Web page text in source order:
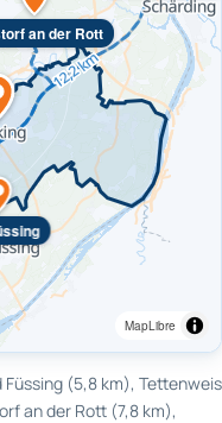
an der Rott
MapLibre
(5,8 km), Tettenweis
an der Rott (7,8 km),